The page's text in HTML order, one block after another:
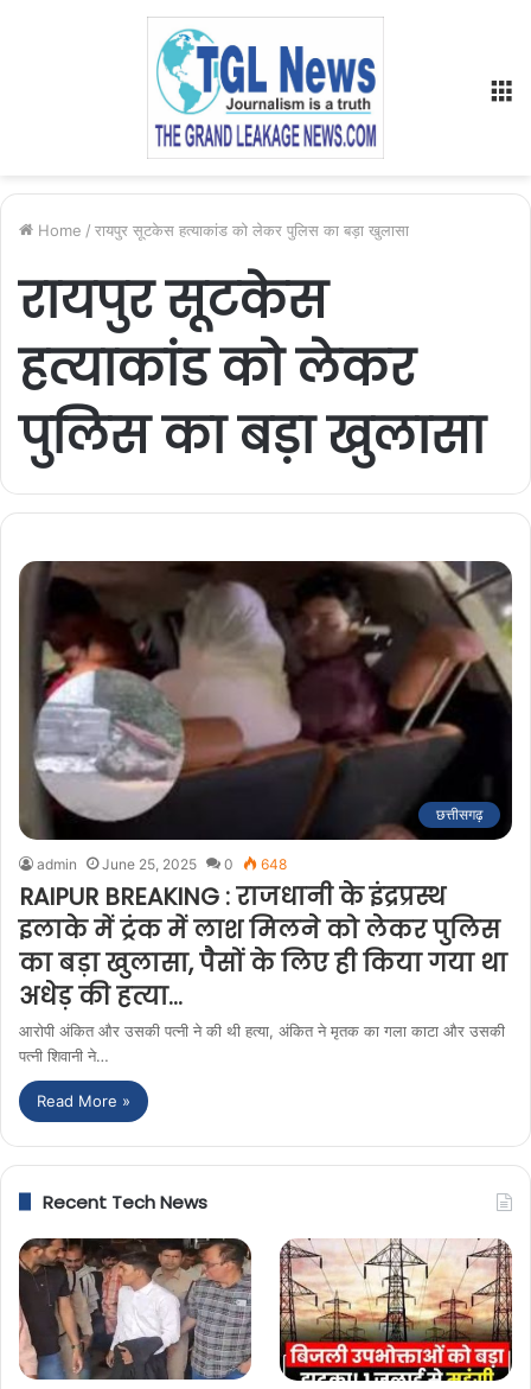
Home / रायपुर सूटकेस हत्याकांड को लेकर पुलिस का बड़ा खुलासा
रायपुर सूटकेस
हत्याकांड को लेकर
पुलिस का बड़ा खुलासा
छत्तीसगढ़
admin June 25, 2025 0 648
RAIPUR BREAKING : राजधानी के इंद्रप्रस्थ
इलाके में ट्रंक में लाश मिलने को लेकर पुलिस
का बड़ा खुलासा, पैसों के लिए ही किया गया था
अधेड़ की हत्या…
आरोपी अंकित और उसकी पत्नी ने की थी हत्या, अंकित ने मृतक का गला काटा और उसकी
पत्नी शिवानी ने…
Read More »
Recent Tech News